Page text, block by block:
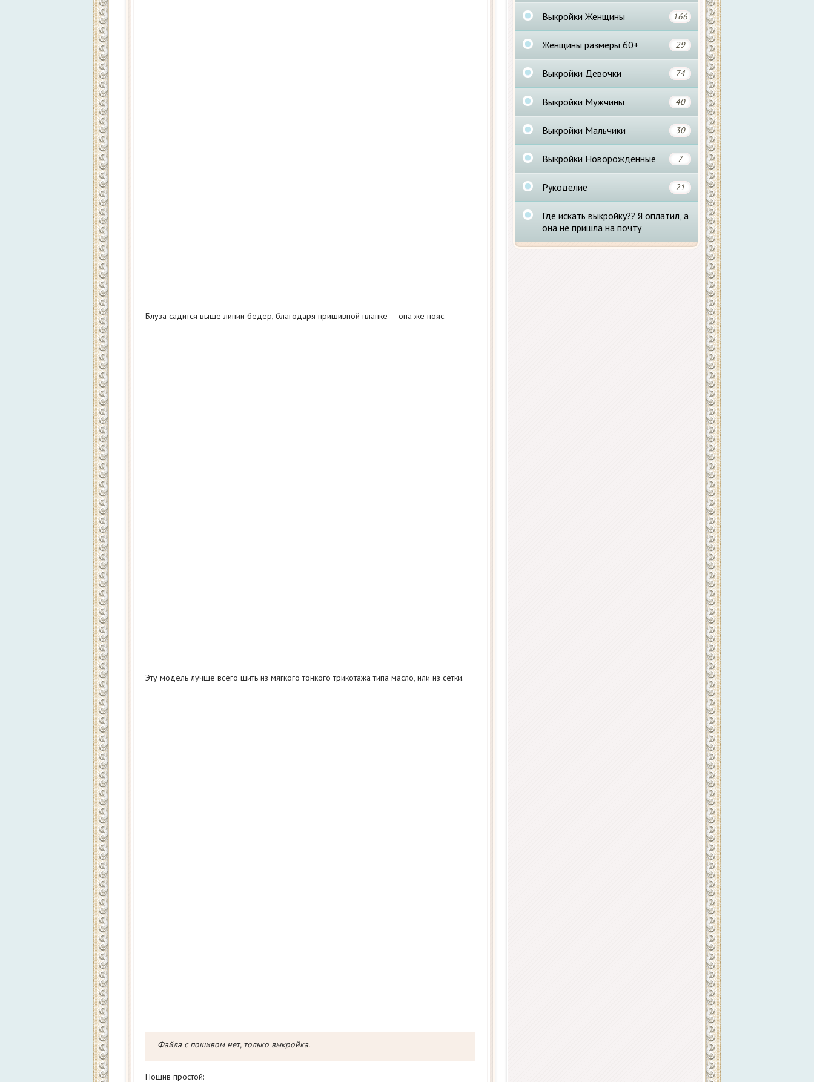
Блуза садится выше линии бедер, благодаря пришивной планке — она же пояс.
Эту модель лучше всего шить из мягкого тонкого трикотажа типа масло, или из сетки.
Файла с пошивом нет, только выкройка.
Пошив простой:
Выкройки Женщины 166
Женщины размеры 60+ 29
Выкройки Девочки 74
Выкройки Мужчины 40
Выкройки Мальчики 30
Выкройки Новорожденные 7
Рукоделие 21
Где искать выкройку?? Я оплатил, а
она не пришла на почту